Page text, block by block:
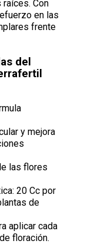
Con
en las
frente
del
y mejora
las flores
20 Cc por
de
aplicar cada
floración.